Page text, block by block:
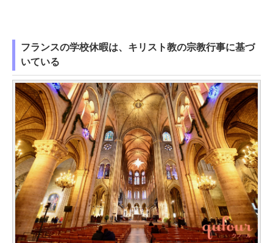
フランスの学校休暇は、キリスト教の宗教行事に基づ
いている